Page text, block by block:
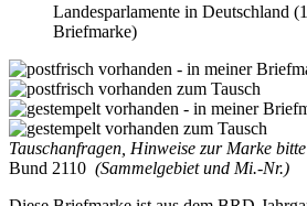
Landesparlamente in Deutschland
Briefmarke)
Tauschanfragen, Hinweise zur Marke
Bund 2110 (Sammelgebiet und Mi.-Nr.)